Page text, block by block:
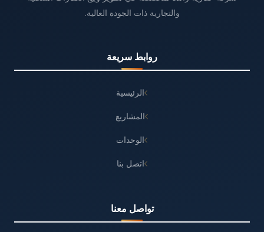
والتجارية ذات الجودة العالية.
روابط سريعة
الرئيسية
المشاريع
الوحدات
اتصل بنا
تواصل معنا